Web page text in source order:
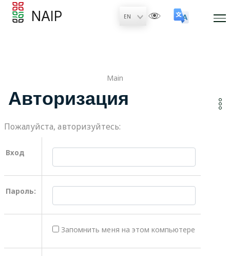
NAIP
Main
Авторизация
Пожалуйста, авторизуйтесь:
Вход
Пароль:
Запомнить меня на этом компьютере